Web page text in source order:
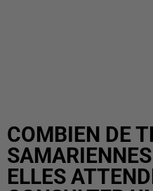
COMBIEN DE
ELLES